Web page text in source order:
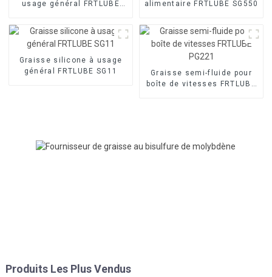
usage général FRTLUBE
alimentaire FRTLUBE SG550
Graisse silicone à usage
général FRTLUBE SG11
Graisse semi-fluide pour
boîte de vitesses FRTLUBE
Produits Les Plus Vendus